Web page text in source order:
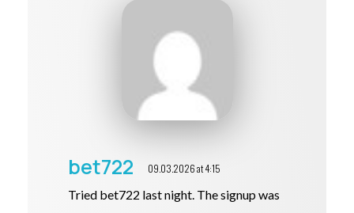
bet722 09.03.2026 at 4:15
Tried bet722 last night. The signup was